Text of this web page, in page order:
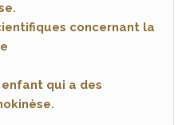
concernant la
qui a des